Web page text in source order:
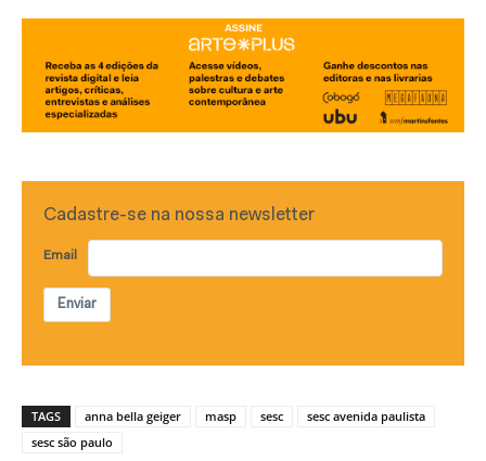
Cadastre-se na nossa newsletter
Email
Enviar
TAGS anna bella geiger masp sesc
sesc avenida paulista
sesc são paulo